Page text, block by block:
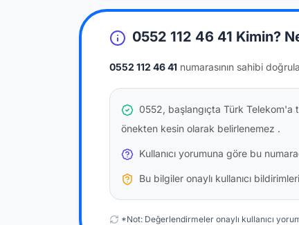
0552 112 46 41 Kimin?
0552 112 46 41 numarasının sahibi
0552, başlangıçta Türk Telekom'a
önekten kesin olarak belirlenemez .
Kullanıcı yorumuna göre bu
Bu bilgiler onaylı kullanıcı
*Not: Değerlendirmeler onaylı kullanıcı